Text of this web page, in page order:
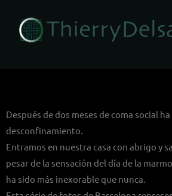
Después de dos meses de coma social
desconfinamiento.
Entramos en nuestra casa con abrigo y
pesar de la sensación del día de la
ha sido más inexorable que nunca.